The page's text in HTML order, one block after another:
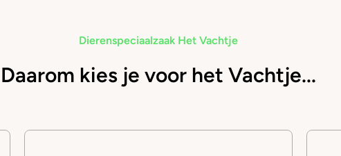
Dierenspeciaalzaak Het Vachtje
Daarom kies je voor het Vachtje...